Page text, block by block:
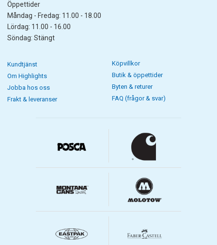
Öppettider
Måndag - Fredag: 11.00 - 18.00
Lördag: 11.00 - 16.00
Söndag: Stängt
Kundtjänst
Om Highlights
Jobba hos oss
Frakt & leveranser
Köpvillkor
Butik & öppettider
Byten & returer
FAQ (frågor & svar)